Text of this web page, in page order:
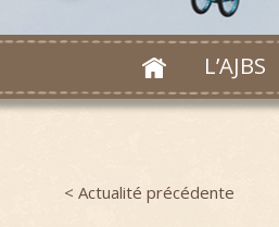
L’AJBS
Post navigation
< Actualité précédente